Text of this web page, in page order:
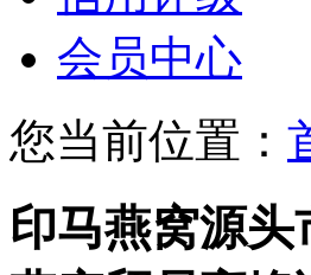
会员中心
您当前位置：
印马燕窝源头